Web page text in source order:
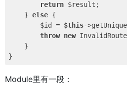
return $result;
    }
else {
        $id =
$this-
throw new
    }
Module里有一段：